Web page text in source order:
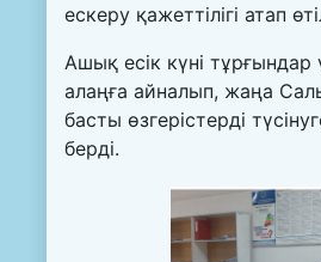
ескеру қажеттілігі атап
Ашық есік күні тұрғындар
алаңға айналып, жаңа
басты өзгерістерді
берді.